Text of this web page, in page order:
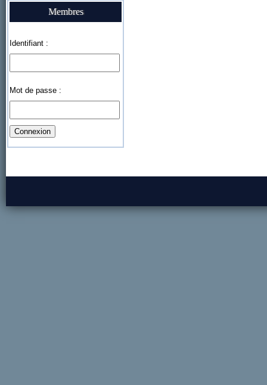
Membres
Identifiant :
Mot de passe :